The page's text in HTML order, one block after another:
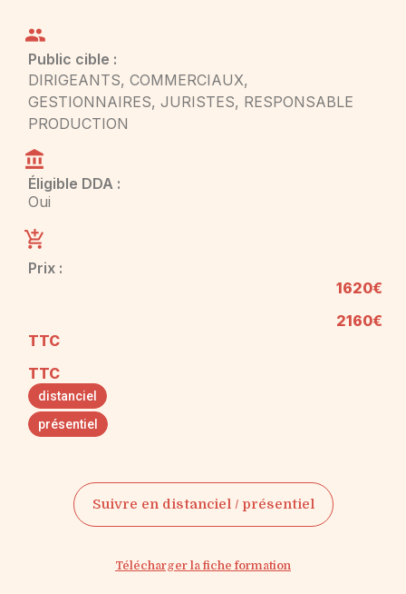
Public cible :
DIRIGEANTS, COMMERCIAUX,
GESTIONNAIRES, JURISTES, RESPONSABLE
PRODUCTION
Éligible DDA :
Oui
Prix :
1620€
2160€
TTC
TTC
distanciel
présentiel
Suivre en distanciel / présentiel
Télécharger la fiche formation